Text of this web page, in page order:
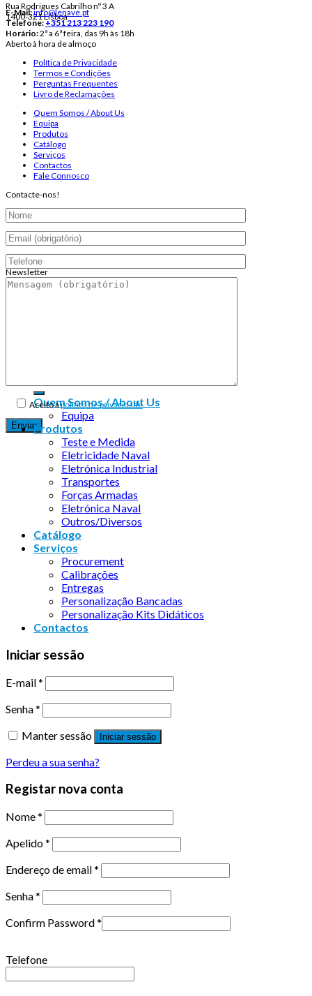
Rua Rodrigues Cabrilho nº 3 A
1400-321 Lisboa
E-Mail:info@lenave.pt
Telefone:+351 213 223 190
Horário:2ª a 6ª feira, das 9h às 18h
Aberto à hora de almoço
Política de Privacidade
Termos e Condições
Perguntas Frequentes
Livro de Reclamações
Quem Somos / About Us
Equipa
Produtos
Catálogo
Serviços
Contactos
Fale Connosco
Contacte-nos!
Aceito apolítica de privacidade
Newsletter
Endereço de email:
Quem Somos / About Us
Equipa
Produtos
Teste e Medida
Eletricidade Naval
Eletrónica Industrial
Transportes
Forças Armadas
Eletrónica Naval
Outros/Diversos
Catálogo
Serviços
Procurement
Calibrações
Entregas
Personalização Bancadas
Personalização Kits Didáticos
Contactos
Iniciar sessão
E-mail*
Senha*
Manter sessão
Iniciar sessão
Perdeu a sua senha?
Registar nova conta
Nome*
Apelido*
Endereço de email*
Senha*
Confirm Password*
Telefone